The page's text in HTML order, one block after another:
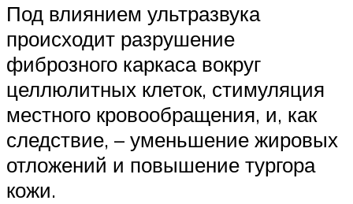
Под влиянием ультразвука
происходит разрушение
фиброзного каркаса вокруг
целлюлитных клеток, стимуляция
местного кровообращения, и, как
следствие, – уменьшение жировых
отложений и повышение тургора
кожи.